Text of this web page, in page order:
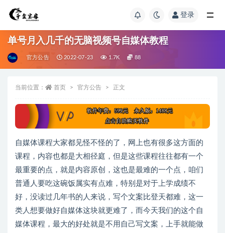
登录
单号月入几千的无脑视频号自媒体教程
官方公告 2022-07-23 1.7K 88
当前位置： 首页 官方公告 正文
自媒体课程大家都见怪不怪的了，网上也有很多这方面的
课程，内容也都是大相径庭，但是这些课程往往都有一个
最重要的点，就是内容原创，这也是最难的一个点，咱们
普通人要吃这碗饭属实有点难，特别是对于上学成绩不
好，没读过几年书的人来说，写个文案比登天都难，这一
类人想要做好自媒体这块就更难了，而今天我们的这个自
媒体课程，最大的好处就是不用自己写文案，上手就能做